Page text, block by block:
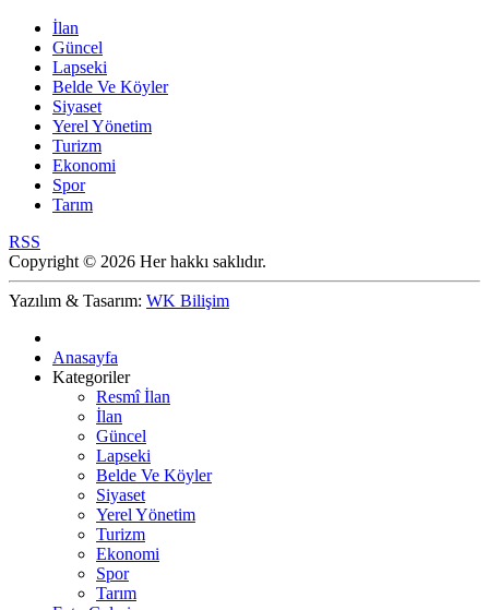
İlan
Güncel
Lapseki
Belde Ve Köyler
Siyaset
Yerel Yönetim
Turizm
Ekonomi
Spor
Tarım
RSS
Copyright © 2026 Her hakkı saklıdır.
Yazılım & Tasarım: WK Bilişim
Anasayfa
Kategoriler
Resmî İlan
İlan
Güncel
Lapseki
Belde Ve Köyler
Siyaset
Yerel Yönetim
Turizm
Ekonomi
Spor
Tarım